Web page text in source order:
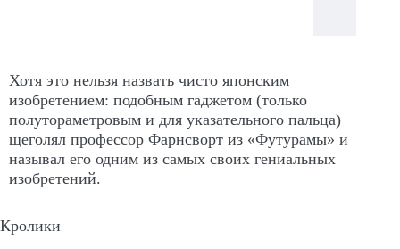
Хотя это нельзя назвать чисто японским
изобретением: подобным гаджетом (только
полутораметровым и для указательного пальца)
щеголял профессор Фарнсворт из «Футурамы» и
называл его одним из самых своих гениальных
изобретений.
Кролики